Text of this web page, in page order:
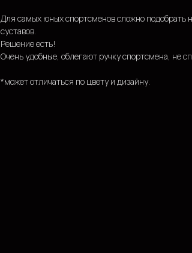
Для самых юных спортсменов сложно подобрать
суставов.
Решение есть!
Очень удобные, облегают ручку спортсмена, не
*может отличаться по цвету и дизайну.